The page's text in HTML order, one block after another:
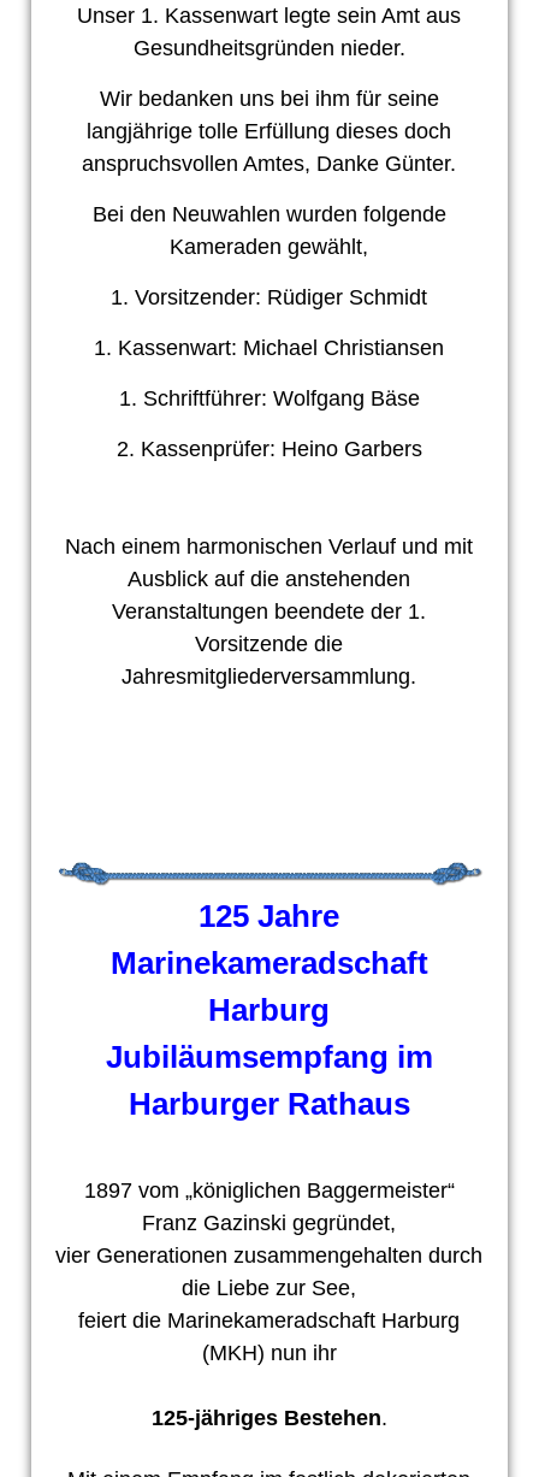
Unser 1. Kassenwart legte sein Amt aus
Gesundheitsgründen nieder.
Wir bedanken uns bei ihm für seine
langjährige tolle Erfüllung dieses doch
anspruchsvollen Amtes, Danke Günter.
Bei den Neuwahlen wurden folgende
Kameraden gewählt,
1. Vorsitzender: Rüdiger Schmidt
1. Kassenwart: Michael Christiansen
1. Schriftführer: Wolfgang Bäse
2. Kassenprüfer: Heino Garbers
Nach einem harmonischen Verlauf und mit
Ausblick auf die anstehenden
Veranstaltungen beendete der 1.
Vorsitzende die
Jahresmitgliederversammlung.
125 Jahre
Marinekameradschaft
Harburg
Jubiläumsempfang im
Harburger Rathaus
1897 vom „königlichen Baggermeister“
Franz Gazinski gegründet,
vier Generationen zusammengehalten durch
die Liebe zur See,
feiert die Marinekameradschaft Harburg
(MKH) nun ihr
125-jähriges Bestehen.